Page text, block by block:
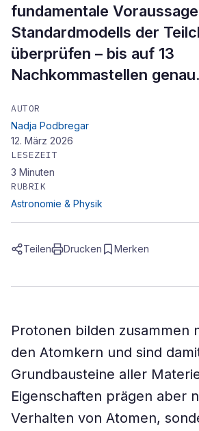
fundamentale
Standardmodells der
überprüfen – bis auf 13
Nachkommastellen genau.
AUTOR
Nadja Podbregar
12. März 2026
LESEZEIT
3 Minuten
RUBRIK
Astronomie & Physik
Teilen Drucken Merken
Protonen bilden zusammen
den Atomkern und sind
Grundbausteine aller
Eigenschaften prägen aber
Verhalten von Atomen,